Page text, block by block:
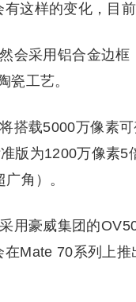
这样的变化，目前
会采用铝合金边
瓷工艺。
搭载5000万像素
版为1200万像素
角）。
用豪威集团的
Mate 70系列上